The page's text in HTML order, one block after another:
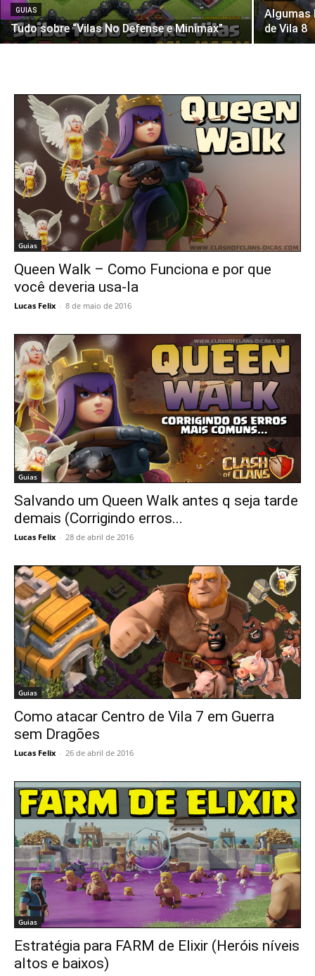
GUIAS
Tudo sobre “Vilas No Defense e Minimax”
Algumas
de Vila 8
Guias
Queen Walk – Como Funciona e por que
você deveria usa-la
Lucas Felix - 8 de maio de 2016
Guias
Salvando um Queen Walk antes q seja tarde
demais (Corrigindo erros...
Lucas Felix - 28 de abril de 2016
Guias
Como atacar Centro de Vila 7 em Guerra
sem Dragões
Lucas Felix - 26 de abril de 2016
Guias
Estratégia para FARM de Elixir (Heróis níveis
altos e baixos)